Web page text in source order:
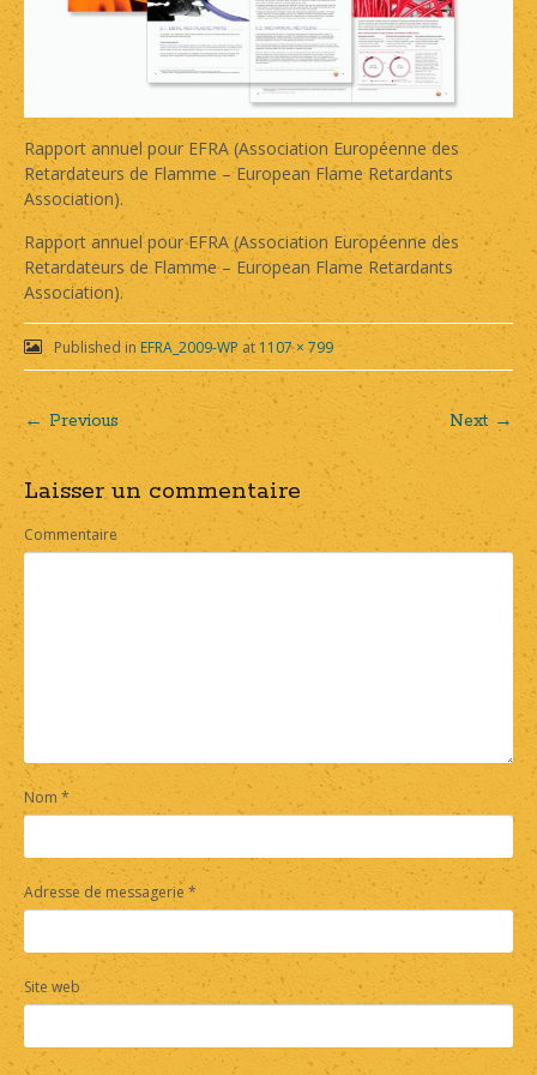
Rapport annuel pour EFRA (Association Européenne des
Retardateurs de Flamme – European Flame Retardants
Association).
Rapport annuel pour EFRA (Association Européenne des
Retardateurs de Flamme – European Flame Retardants
Association).
Published inEFRA_2009-WP at 1107 × 799
Post
navigation
← Previous Next →
Laisser un commentaire
Commentaire
Nom *
Adresse de messagerie *
Site web